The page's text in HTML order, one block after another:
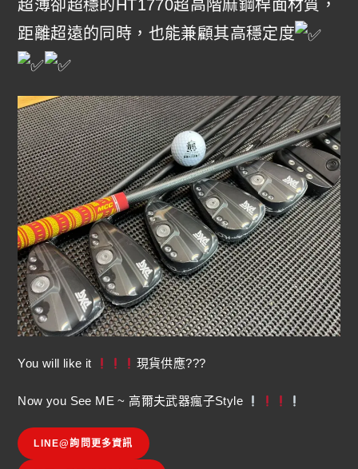
超薄卻超穩的HT1770超高階麻鋼桿面材質，
距離超遠的同時，也能兼顧其高穩定度
You will like it 現貨供應???
Now you See ME ~ 高爾夫武器瘋子Style
LINE@詢問更多資訊